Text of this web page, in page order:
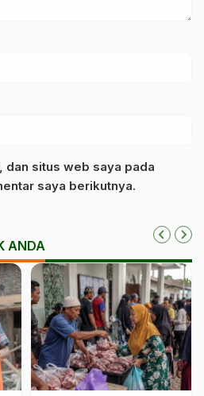
dan situs web saya pada
saya berikutnya.
ANDA